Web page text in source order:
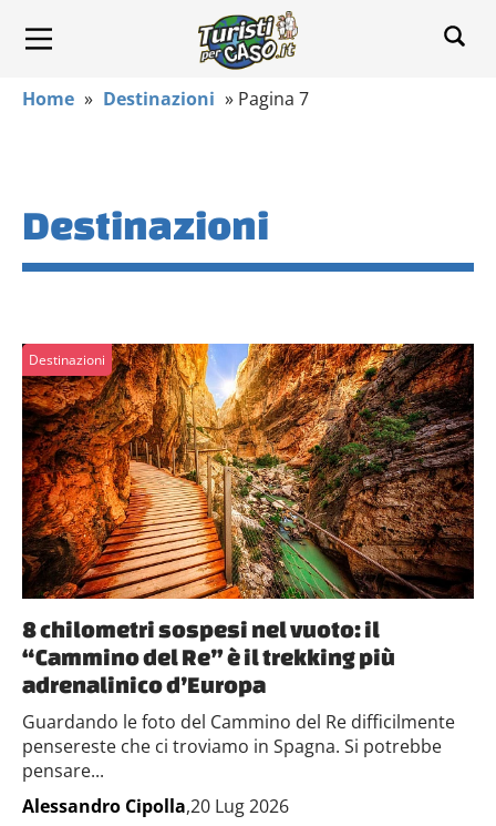
Home » Destinazioni » Pagina 7
Destinazioni
Destinazioni
8 chilometri sospesi nel vuoto: il
“Cammino del Re” è il trekking più
adrenalinico d’Europa
Guardando le foto del Cammino del Re difficilmente
pensereste che ci troviamo in Spagna. Si potrebbe
pensare...
Alessandro Cipolla,20 Lug 2026